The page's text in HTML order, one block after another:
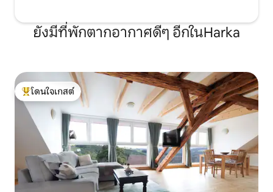
ยังมีที่พักตากอากาศดีๆ อีกในHarka
โดนใจเกสต์ที่สุด
โดนใจเกสต์